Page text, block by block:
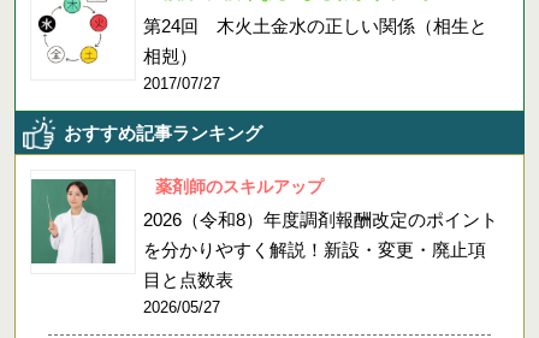
第24回 木火土金水の正しい関係（相生と
相剋）
2017/07/27
おすすめ記事ランキング
薬剤師のスキルアップ
2026（令和8）年度調剤報酬改定のポイント
を分かりやすく解説！新設・変更・廃止項
目と点数表
2026/05/27